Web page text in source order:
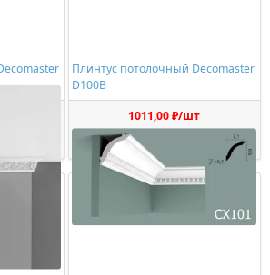
Плинтус потолочный Decomaster
D100B
1011,00 ₽/шт